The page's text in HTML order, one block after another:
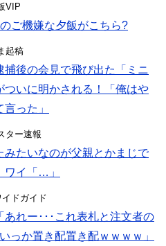
VIP
ご機嫌な夕飯がこちら?
起稿
捕後の会見で飛び出た「ミニ
ついに明かされる！「俺はや
った」
ター速報
みたいなのが父親とかまじで
ワイ「…」
ドガイド
あれー･･･これ表札と注文者の
っか置き配置き配ｗｗｗｗ」